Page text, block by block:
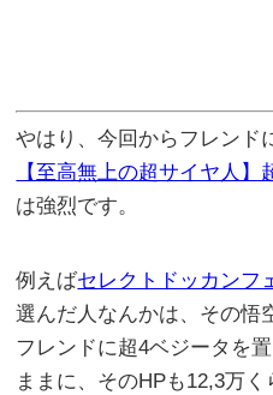
やはり、今回からフレンド
【至高無上の超サイヤ人
は強烈です。
例えばセレクトドッカンフ
選んだ人なんかは、その悟
フレンドに超4ベジータを
ままに、そのHPも12,3万